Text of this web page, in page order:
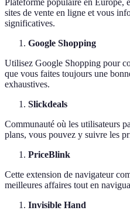
Plateforme populaire en Europe,
sites de vente en ligne et vous
significatives.
Google Shopping
Utilisez Google Shopping pour
que vous faites toujours une
exhaustives.
Slickdeals
Communauté où les utilisateurs
plans, vous pouvez y suivre les
PriceBlink
Cette extension de navigateur
meilleures affaires tout en
Invisible Hand